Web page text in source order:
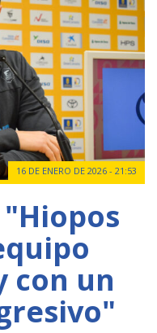
16 DE ENERO DE 2026 - 21:53
con un